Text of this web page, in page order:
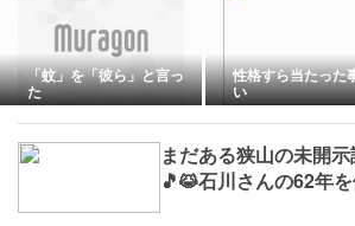
「蚊」を「彼ら」と言っ
た
性格すら当たった
い
まだある狭山の未開
🎵😹石川さんの62年
No.10,2025/3/31(月)